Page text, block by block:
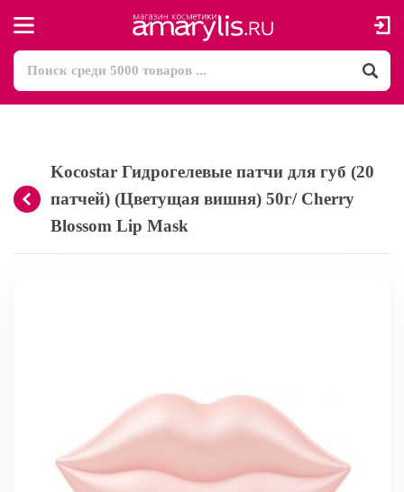
Kocostar Гидрогелевые патчи для губ (20
патчей) (Цветущая вишня) 50г/ Cherry
Blossom Lip Mask